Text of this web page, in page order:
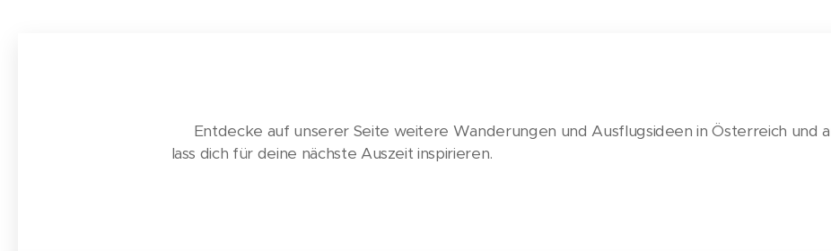
👉 Entdecke auf unserer Seite weitere Wanderungen und Ausflugsideen in Österreich und
lass dich für deine nächste Auszeit inspirieren.